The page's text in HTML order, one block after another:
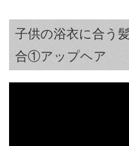
子供の浴衣に合う
合①アップヘア